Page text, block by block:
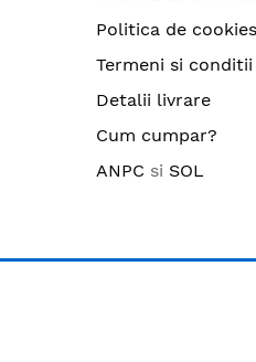
Politica de cookies
Termeni si conditii
Detalii livrare
Cum cumpar?
ANPC si SOL
© CRIX.ro /